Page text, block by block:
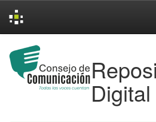
navigation
Digital